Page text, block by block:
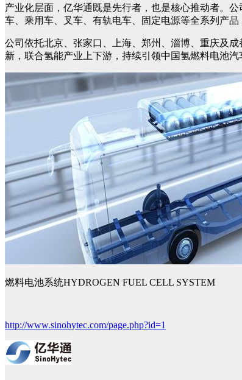
产业化层面，亿华通既是先行者，也是核心推动者。
车、乘用车、叉车、有轨电车、固定电源等全系列产
公司依托北京、张家口、上海、郑州、淄博、重庆及
新，联合氢能产业上下游，持续引领中国氢燃料电池
燃料电池系统HYDROGEN FUEL CELL SYSTEM
http://www.sinohytec.com/page.php?id=1